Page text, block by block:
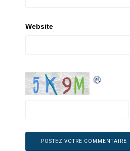
Website